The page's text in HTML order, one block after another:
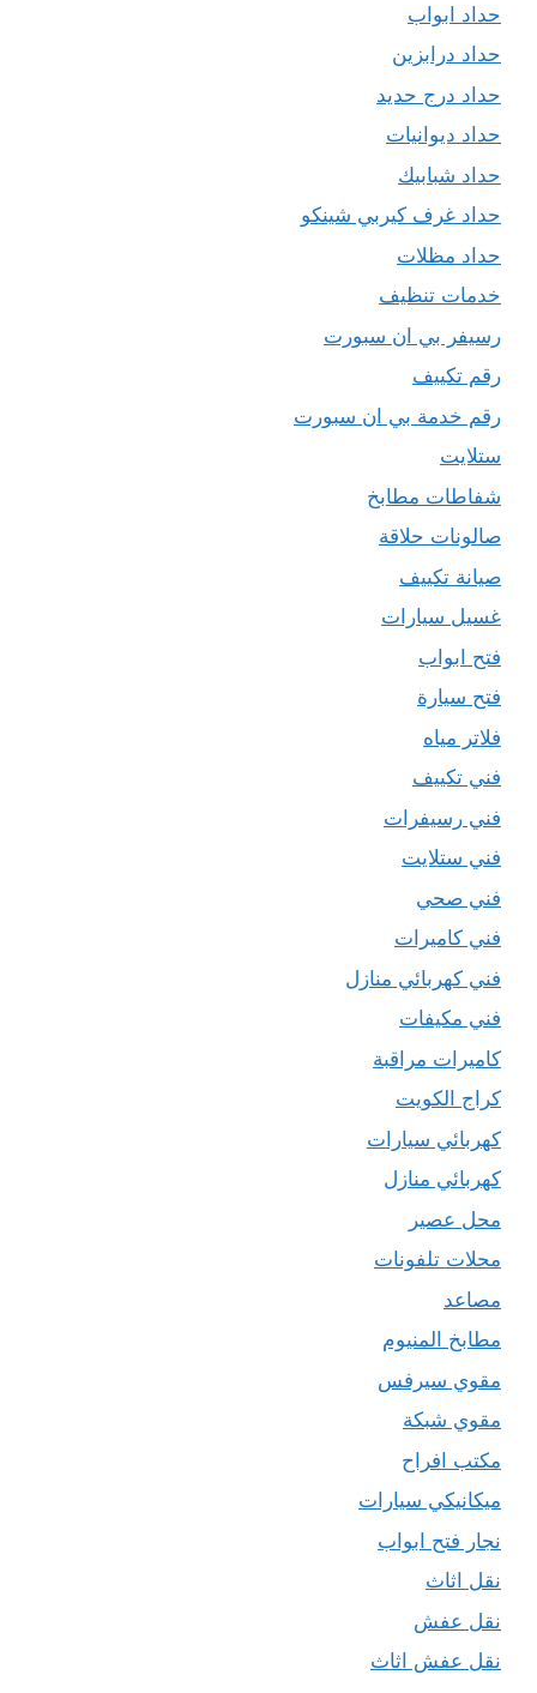
حداد ابواب
حداد درابزين
حداد درج حديد
حداد ديوانيات
حداد شبابيك
حداد غرف كيربي شينكو
حداد مظلات
خدمات تنظيف
رسيفر بي ان سبورت
رقم تكييف
رقم خدمة بي ان سبورت
ستلايت
شفاطات مطابخ
صالونات حلاقة
صيانة تكييف
غسيل سيارات
فتح ابواب
فتح سيارة
فلاتر مياه
فني تكييف
فني رسيفرات
فني ستلايت
فني صحي
فني كاميرات
فني كهربائي منازل
فني مكيفات
كاميرات مراقبة
كراج الكويت
كهربائي سيارات
كهربائي منازل
محل عصير
محلات تلفونات
مصاعد
مطابخ المنيوم
مقوي سيرفس
مقوي شبكة
مكتب افراح
ميكانيكي سيارات
نجار فتح ابواب
نقل اثاث
نقل عفش
نقل عفش اثاث